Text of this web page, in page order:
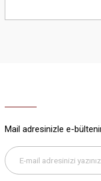
yetersiz gördüğünüz
Bu ürüne benzer
Mail adresinizle e-